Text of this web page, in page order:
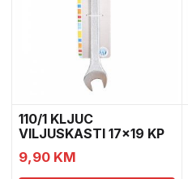
110/1 KLJUC
VILJUSKASTI 17×19 KP
9,90 KM